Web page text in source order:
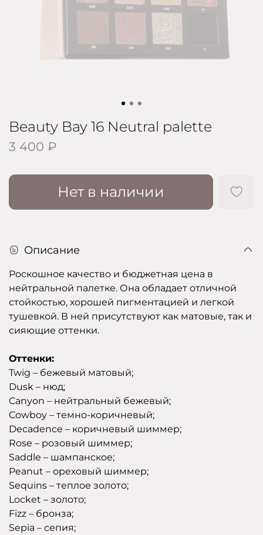
Beauty Bay 16 Neutral palette
3 400 ₽
Нет в наличии
Описание
Роскошное качество и бюджетная цена в
нейтральной палетке. Она обладает отличной
стойкостью, хорошей пигментацией и легкой
тушевкой. В ней присутствуют как матовые, так и
сияющие оттенки.
Оттенки:
Twig – бежевый матовый;
Dusk – нюд;
Canyon – нейтральный бежевый;
Cowboy – темно-коричневый;
Decadence – коричневый шиммер;
Rose – розовый шиммер;
Saddle – шампанское;
Peanut – ореховый шиммер;
Sequins – теплое золото;
Locket – золото;
Fizz – бронза;
Sepia – сепия;